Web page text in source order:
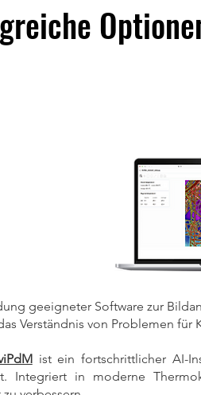
geeigneter Software zur
Verständnis von Problemen
ist ein fortschrittlicher AI-
Integriert in moderne